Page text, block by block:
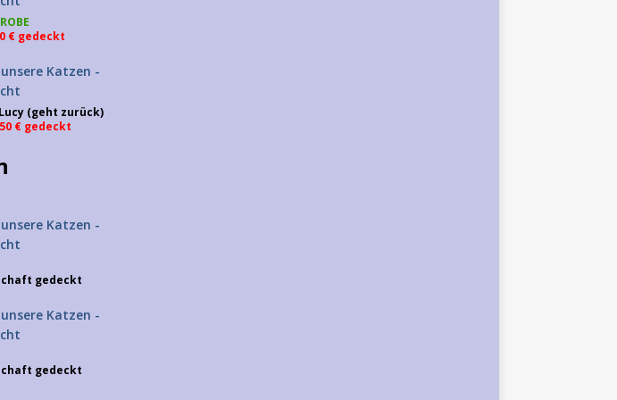
€ gedeckt
(geht zurück)
€ gedeckt
gedeckt
gedeckt